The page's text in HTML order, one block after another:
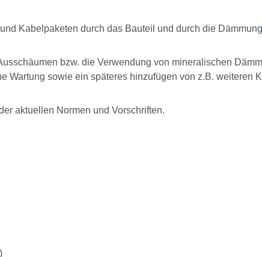
Kabelpaketen durch das Bauteil und durch die
bzw. die Verwendung von mineralischen
Wartung sowie ein späteres hinzufügen von z.B. weiteren
aktuellen Normen und Vorschriften.